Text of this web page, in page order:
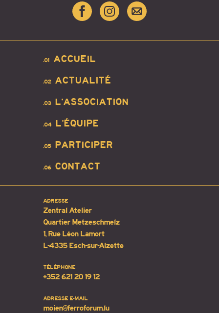
ACCUEIL
.01
ACTUALITÉ
.02
L’ASSOCIATION
.03
L’ÉQUIPE
.04
PARTICIPER
.05
CONTACT
.06
ADRESSE
Zentral Atelier
Quartier Metzeschmelz
1, Rue Léon Lamort
L-4335 Esch-sur-Alzette
TÉLÉPHONE
+352 621 20 19 12
ADRESSE E-MAIL
moien@ferroforum.lu